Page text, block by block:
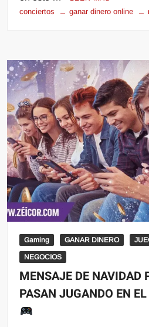
conciertos ganar dinero online
Gaming GANAR DINERO
NEGOCIOS
MENSAJE DE NAVIDAD
PASAN JUGANDO EN